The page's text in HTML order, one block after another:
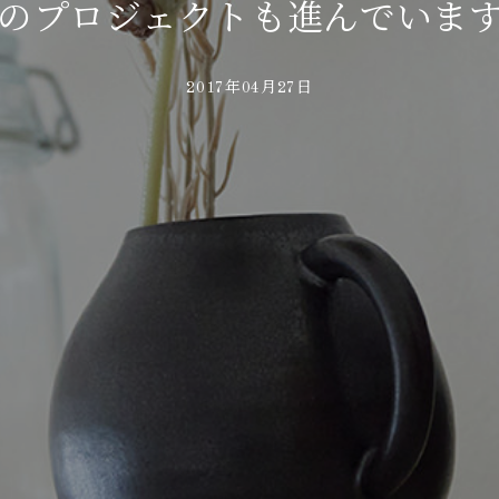
プロジェクトも進んでいま
2017年04月27日